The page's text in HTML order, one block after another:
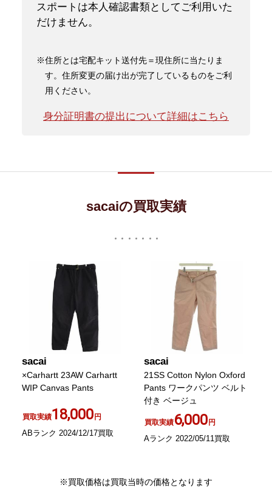
スポートは本人確認書類としてご利用いた
だけません。
※住所とは宅配キット送付先＝現住所に当たりま
す。住所変更の届け出が完了しているものをご利
用ください。
身分証明書の提出について詳細はこちら
sacaiの買取実績
sacai
×Carhartt 23AW Carhartt
WIP Canvas Pants
買取実績18,000円
ABランク 2024/12/17買取
sacai
21SS Cotton Nylon Oxford
Pants ワークパンツ ベルト
付き ベージュ
買取実績6,000円
Aランク 2022/05/11買取
※買取価格は買取当時の価格となります